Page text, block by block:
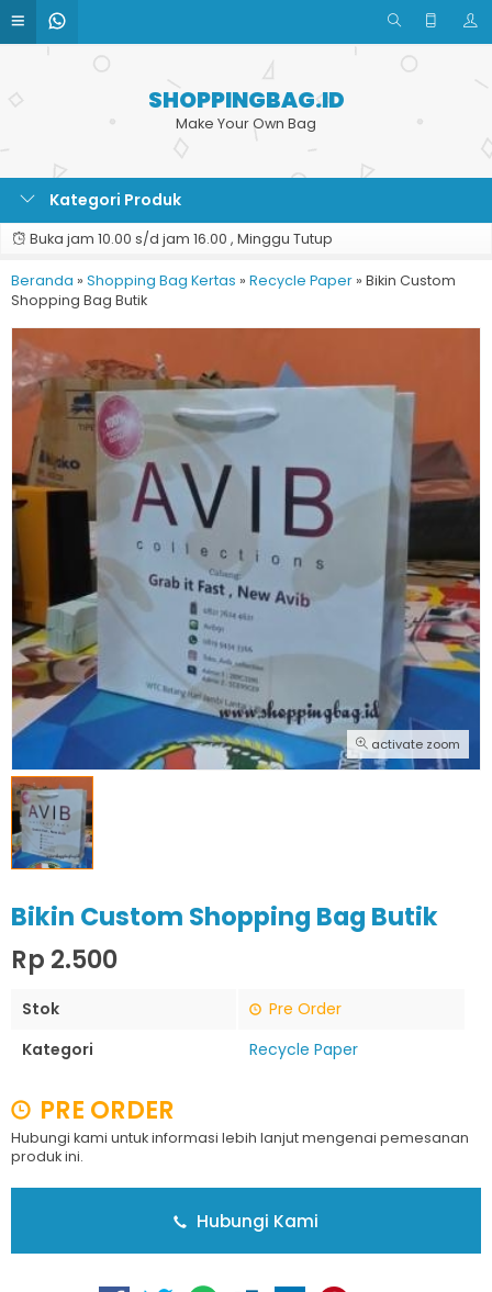
SHOPPINGBAG.ID
Make Your Own Bag
Kategori Produk
Buka jam 10.00 s/d jam 16.00 , Minggu Tutup
Beranda » Shopping Bag Kertas » Recycle Paper » Bikin Custom
Shopping Bag Butik
activate zoom
Bikin Custom Shopping Bag Butik
Rp 2.500
Stok
Pre Order
Kategori
Recycle Paper
PRE ORDER
Hubungi kami untuk informasi lebih lanjut mengenai pemesanan
produk ini.
Hubungi Kami